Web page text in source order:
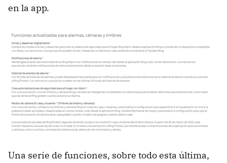
en la app.
Una serie de funciones, sobre todo esta última,